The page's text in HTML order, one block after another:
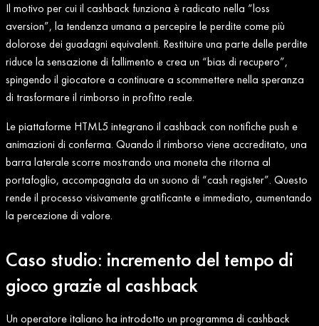
Il motivo per cui il cashback funziona è radicato nella “loss
aversion”, la tendenza umana a percepire le perdite come più
dolorose dei guadagni equivalenti. Restituire una parte delle perdite
riduce la sensazione di fallimento e crea un “bias di recupero”,
spingendo il giocatore a continuare a scommettere nella speranza
di trasformare il rimborso in profitto reale.
Le piattaforme HTML5 integrano il cashback con notifiche push e
animazioni di conferma. Quando il rimborso viene accreditato, una
barra laterale scorre mostrando una moneta che ritorna al
portafoglio, accompagnata da un suono di “cash register”. Questo
rende il processo visivamente gratificante e immediato, aumentando
la percezione di valore.
Caso studio: incremento del tempo di
gioco grazie al cashback
Un operatore italiano ha introdotto un programma di cashback